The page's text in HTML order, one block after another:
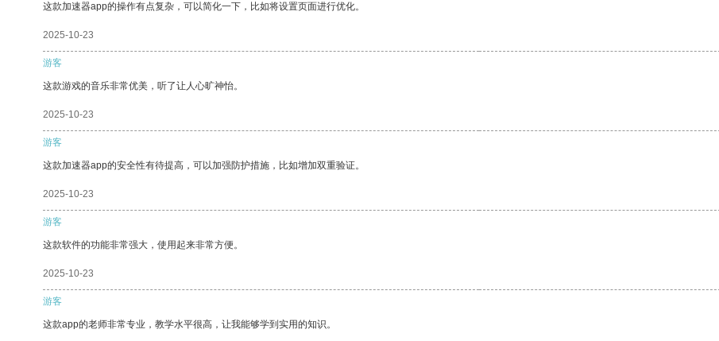
这款加速器app的操作有点复杂，可以简化一下，比如将设置页面进行优化。
2025-10-23
游客
这款游戏的音乐非常优美，听了让人心旷神怡。
2025-10-23
游客
这款加速器app的安全性有待提高，可以加强防护措施，比如增加双重验证。
2025-10-23
游客
这款软件的功能非常强大，使用起来非常方便。
2025-10-23
游客
这款app的老师非常专业，教学水平很高，让我能够学到实用的知识。